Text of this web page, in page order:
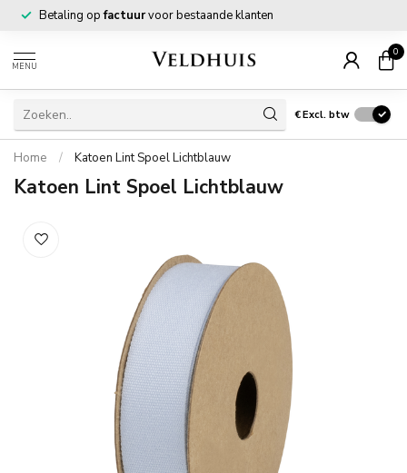
Betaling opfactuurvoor bestaande klanten
MENU
0
€Excl. btw
Home / Katoen Lint Spoel Lichtblauw
Katoen Lint Spoel Lichtblauw